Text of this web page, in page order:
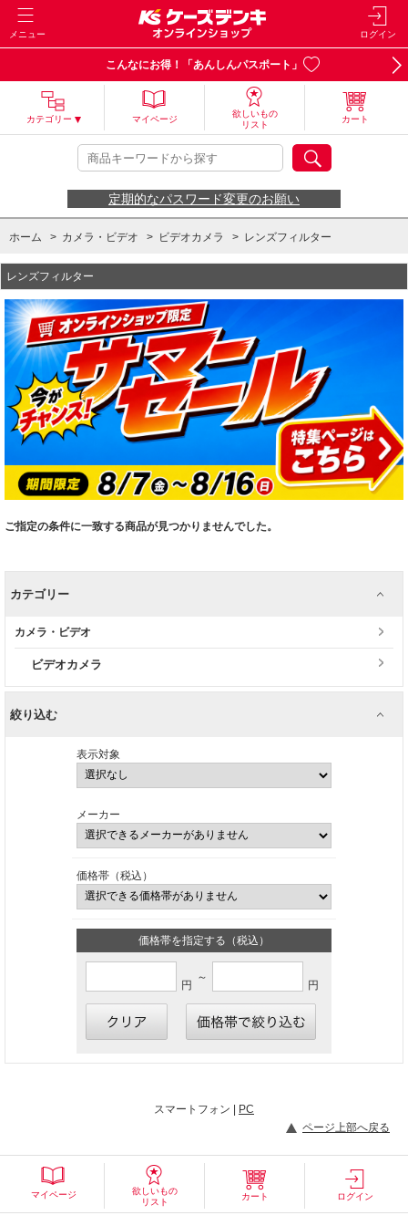
メニュー ログイン
こんなにお得！「あんしんパスポート」
カテゴリー マイページ
欲しいもの
リスト
カート
定期的なパスワード変更のお願い
ホーム > カメラ・ビデオ > ビデオカメラ > レンズフィルター
レンズフィルター
ご指定の条件に一致する商品が見つかりませんでした。
カテゴリー
カメラ・ビデオ
ビデオカメラ
絞り込む
表示対象
メーカー
価格帯（税込）
価格帯を指定する（税込）
円
～
円
スマートフォン | PC
ページ上部へ戻る
マイページ
欲しいもの
リスト
カート ログイン